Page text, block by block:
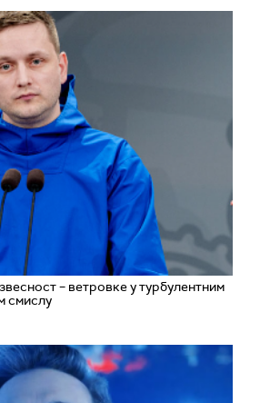
– ветровке у турбулентним
смислу